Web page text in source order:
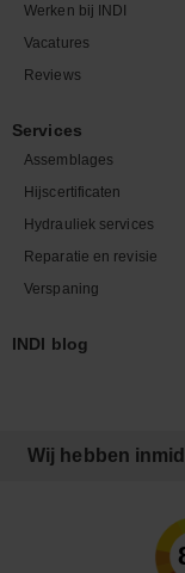
Werken bij INDI
Vacatures
Reviews
Services
Assemblages
Hijscertificaten
Hydrauliek services
Reparatie en revisie
Verspaning
INDI blog
Wij hebben